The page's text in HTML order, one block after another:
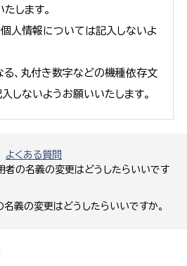
よくある質問
者の名義の変更はどうしたらいいです
義の変更はどうしたらいいですか。
します。
人情報については記入しないよ
、丸付き数字などの機種依存文
しないようお願いいたします。